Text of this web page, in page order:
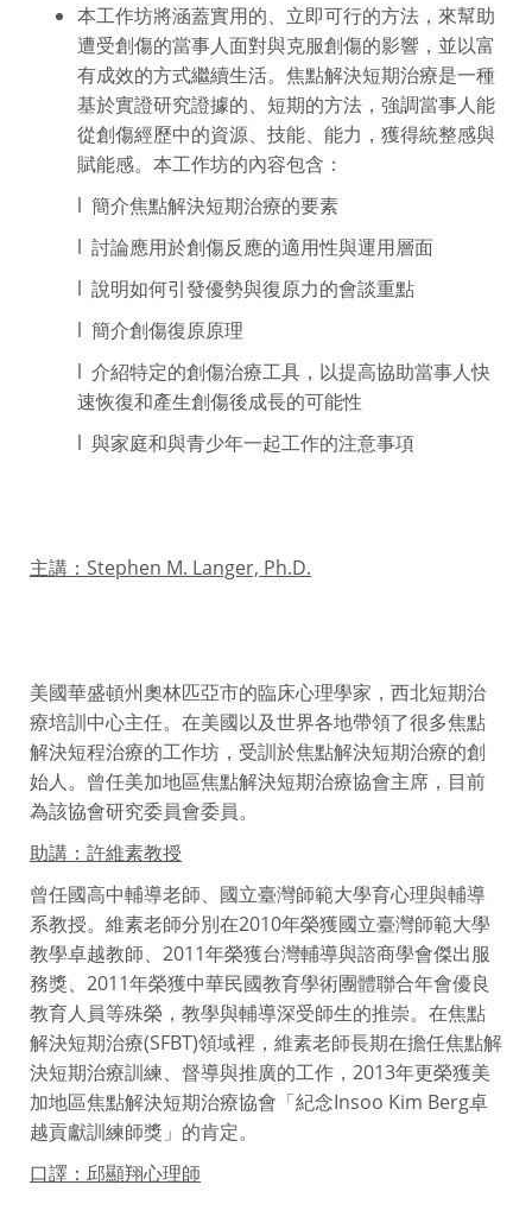
本工作坊將涵蓋實用的、立即可行的方法，來幫助
遭受創傷的當事人面對與克服創傷的影響，並以富
有成效的方式繼續生活。焦點解決短期治療是一種
基於實證研究證據的、短期的方法，強調當事人能
從創傷經歷中的資源、技能、能力，獲得統整感與
賦能感。本工作坊的內容包含：
l 簡介焦點解決短期治療的要素
l 討論應用於創傷反應的適用性與運用層面
l 說明如何引發優勢與復原力的會談重點
l 簡介創傷復原原理
l 介紹特定的創傷治療工具，以提高協助當事人快
速恢復和產生創傷後成長的可能性
l 與家庭和與青少年一起工作的注意事項
主講：Stephen M. Langer, Ph.D.
美國華盛頓州奧林匹亞市的臨床心理學家，西北短期治
療培訓中心主任。在美國以及世界各地帶領了很多焦點
解決短程治療的工作坊，受訓於焦點解決短期治療的創
始人。曾任美加地區焦點解決短期治療協會主席，目前
為該協會研究委員會委員。
助講：許維素教授
曾任國高中輔導老師、國立臺灣師範大學育心理與輔導
系教授。維素老師分別在2010年榮獲國立臺灣師範大學
教學卓越教師、2011年榮獲台灣輔導與諮商學會傑出服
務獎、2011年榮獲中華民國教育學術團體聯合年會優良
教育人員等殊榮，教學與輔導深受師生的推崇。在焦點
解決短期治療(SFBT)領域裡，維素老師長期在擔任焦點解
決短期治療訓練、督導與推廣的工作，2013年更榮獲美
加地區焦點解決短期治療協會「紀念Insoo Kim Berg卓
越貢獻訓練師獎」的肯定。
口譯：邱顯翔心理師